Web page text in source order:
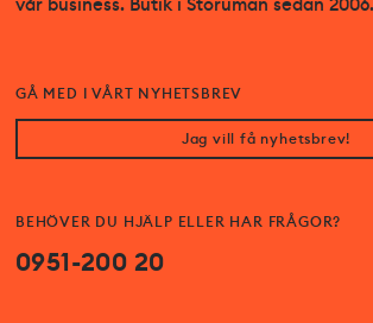
BEHÖVER DU HJÄLP ELLER HAR FRÅGOR?
0951-200 20
GÅ MED I VÅRT NYHETSBREV
Jag vill få nyhetsbrev!